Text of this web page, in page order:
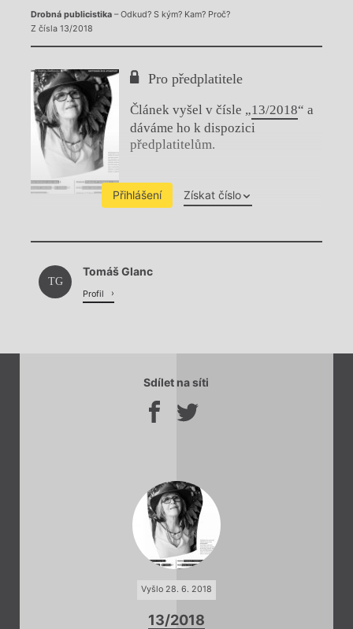
Drobná publicistika– Odkud? S kým? Kam? Proč?
Z čísla 13/2018
Pro předplatitele
Článek vyšel v čísle „13/2018“ a
dáváme ho k dispozici
předplatitelům.
Přihlášení Získat číslo
Chviličku.
Načítá se.
TG
Tomáš Glanc
Profil
Sdílet na síti
Vyšlo 28. 6. 2018
13/2018